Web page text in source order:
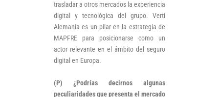
trasladar a otros mercados la experiencia
digital y tecnológica del grupo. Verti
Alemania es un pilar en la estrategia de
MAPFRE para posicionarse como un
actor relevante en el ámbito del seguro
digital en Europa.
(P) ¿Podrías decirnos algunas
peculiaridades que presenta el mercado